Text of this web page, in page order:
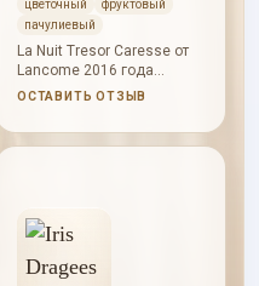
цветочный
фруктовый
пачулиевый
La Nuit Tresor Caresse от
Lancome 2016 года
раскрывается через
мягкость, фруктовая
сочность. В начале
жасмин, жасмин; база
держит таитянская
ваниль, бобы тонка,
ОСТАВИТЬ ОТЗЫВ